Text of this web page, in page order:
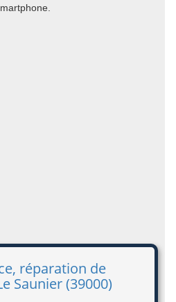
réparation de
Saunier (39000)